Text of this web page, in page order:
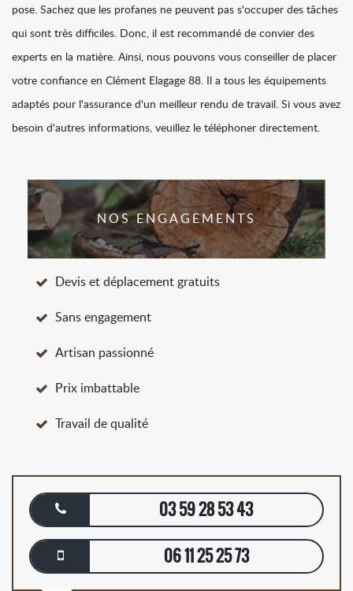
pose. Sachez que les profanes ne peuvent pas s'occuper des tâches
qui sont très difficiles. Donc, il est recommandé de convier des
experts en la matière. Ainsi, nous pouvons vous conseiller de placer
votre confiance en Clément Elagage 88. Il a tous les équipements
adaptés pour l'assurance d'un meilleur rendu de travail. Si vous avez
besoin d'autres informations, veuillez le téléphoner directement.
NOS ENGAGEMENTS
Devis et déplacement gratuits
Sans engagement
Artisan passionné
Prix imbattable
Travail de qualité
03 59 28 53 43
06 11 25 25 73